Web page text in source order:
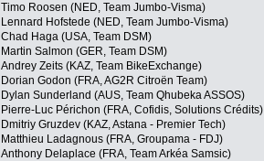
Timo Roosen (NED, Team Jumbo-Visma)
Lennard Hofstede (NED, Team Jumbo-Visma)
Chad Haga (USA, Team DSM)
Martin Salmon (GER, Team DSM)
Andrey Zeits (KAZ, Team BikeExchange)
Dorian Godon (FRA, AG2R Citroën Team)
Dylan Sunderland (AUS, Team Qhubeka ASSOS)
Pierre-Luc Périchon (FRA, Cofidis, Solutions Crédits)
Dmitriy Gruzdev (KAZ, Astana - Premier Tech)
Matthieu Ladagnous (FRA, Groupama - FDJ)
Anthony Delaplace (FRA, Team Arkéa Samsic)